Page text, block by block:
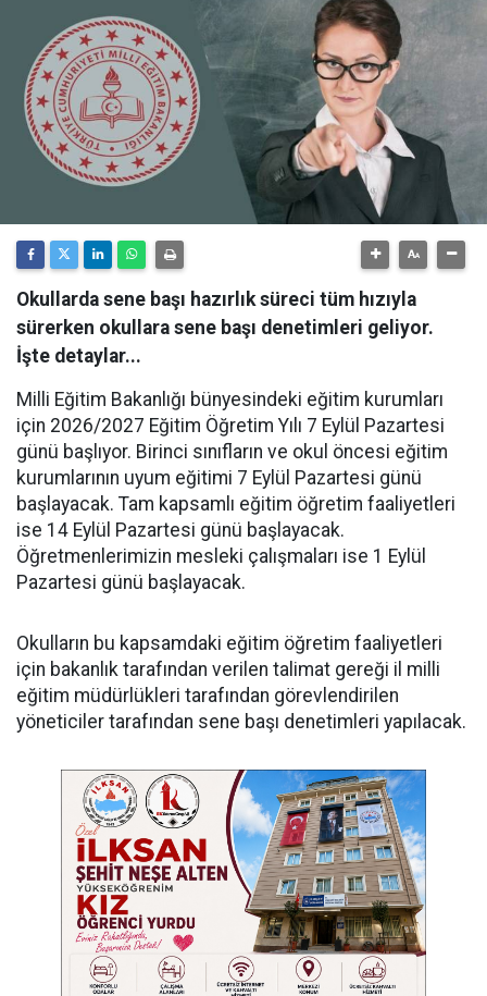
Okullarda sene başı hazırlık süreci tüm hızıyla
sürerken okullara sene başı denetimleri geliyor.
İşte detaylar...
Milli Eğitim Bakanlığı bünyesindeki eğitim kurumları
için 2026/2027 Eğitim Öğretim Yılı 7 Eylül Pazartesi
günü başlıyor. Birinci sınıfların ve okul öncesi eğitim
kurumlarının uyum eğitimi 7 Eylül Pazartesi günü
başlayacak. Tam kapsamlı eğitim öğretim faaliyetleri
ise 14 Eylül Pazartesi günü başlayacak.
Öğretmenlerimizin mesleki çalışmaları ise 1 Eylül
Pazartesi günü başlayacak.
Okulların bu kapsamdaki eğitim öğretim faaliyetleri
için bakanlık tarafından verilen talimat gereği il milli
eğitim müdürlükleri tarafından görevlendirilen
yöneticiler tarafından sene başı denetimleri yapılacak.